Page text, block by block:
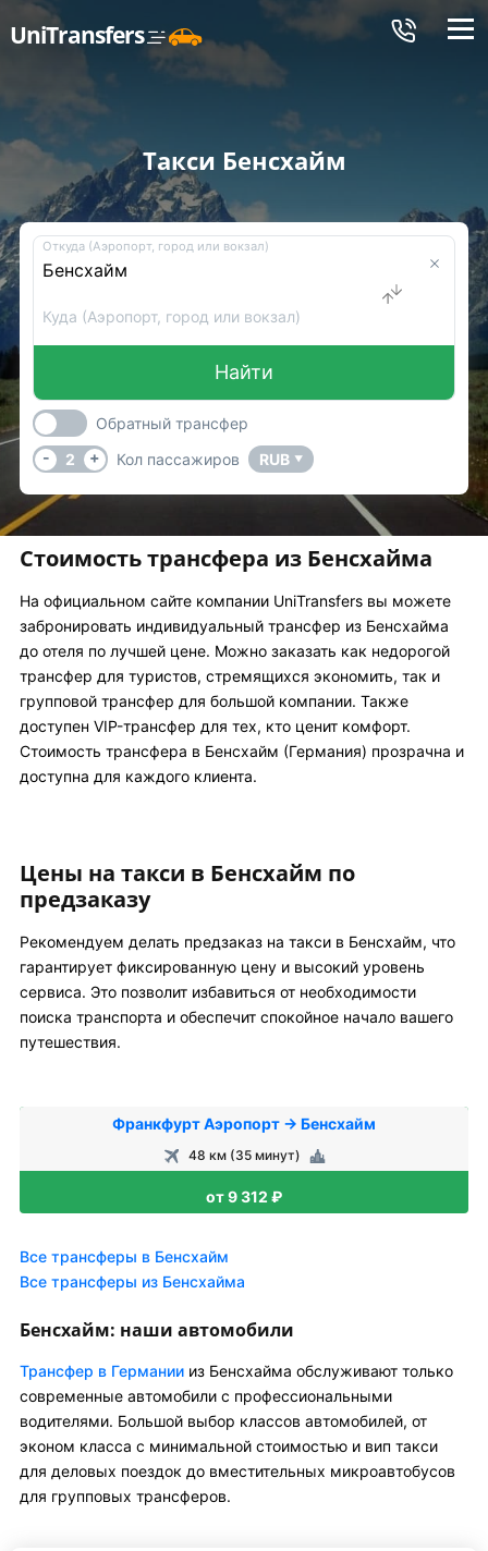
UniTransfers Меню
Такси Бенсхайм
Откуда (Аэропорт, город или вокзал)
Куда (Аэропорт, город или вокзал)
Найти
Обратный трансфер
-
2 + Кол пассажиров RUB ▼
Стоимость трансфера из Бенсхайма
На официальном сайте компании UniTransfers вы можете
забронировать индивидуальный трансфер из Бенсхайма
до отеля по лучшей цене. Можно заказать как недорогой
трансфер для туристов, стремящихся экономить, так и
групповой трансфер для большой компании. Также
доступен VIP-трансфер для тех, кто ценит комфорт.
Стоимость трансфера в Бенсхайм (Германия) прозрачна и
доступна для каждого клиента.
Цены на такси в Бенсхайм по
предзаказу
Рекомендуем делать предзаказ на такси в Бенсхайм, что
гарантирует фиксированную цену и высокий уровень
сервиса. Это позволит избавиться от необходимости
поиска транспорта и обеспечит спокойное начало вашего
путешествия.
Франкфурт Аэропорт → Бенсхайм
48 км (35 минут)
от 9 312 ₽
Все трансферы в Бенсхайм
Все трансферы из Бенсхайма
Бенсхайм: наши автомобили
Трансфер в Германии из Бенсхайма обслуживают только
современные автомобили с профессиональными
водителями. Большой выбор классов автомобилей, от
эконом класса с минимальной стоимостью и вип такси
для деловых поездок до вместительных микроавтобусов
для групповых трансферов.